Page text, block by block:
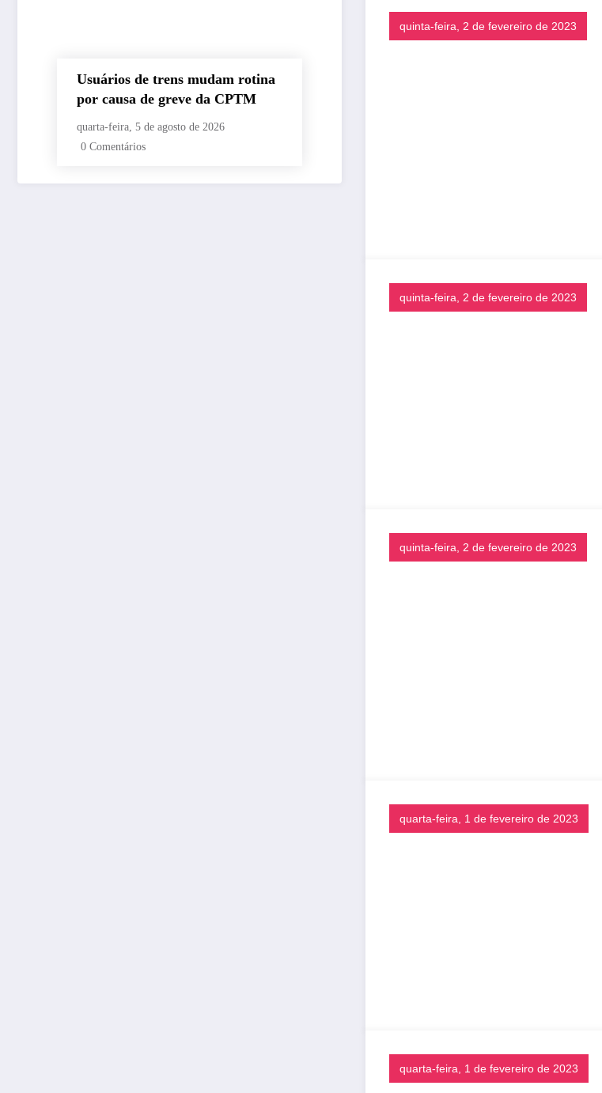
Usuários de trens mudam rotina
por causa de greve da CPTM
quarta-feira, 5 de agosto de 2026
0 Comentários
quinta-feira, 2 de fevereiro de 2023
quinta-feira, 2 de fevereiro de 2023
quinta-feira, 2 de fevereiro de 2023
quarta-feira, 1 de fevereiro de 2023
quarta-feira, 1 de fevereiro de 2023